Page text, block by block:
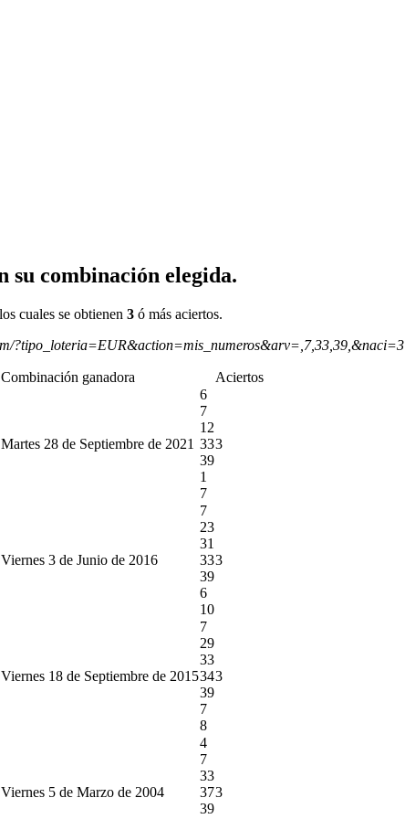
su combinación elegida.
cuales se obtienen 3 ó más aciertos.
?tipo_loteria=EUR&action=mis_numeros&arv=,7,33,39,&naci=3
Combinación ganadora Aciertos
Martes 28 de Septiembre de 2021
6
7
12
33
39
1
7
3
Viernes 3 de Junio de 2016
7
23
31
33
39
6
10
3
Viernes 18 de Septiembre de 2015
7
29
33
34
39
7
8
3
Viernes 5 de Marzo de 2004
4
7
33
37
39
3